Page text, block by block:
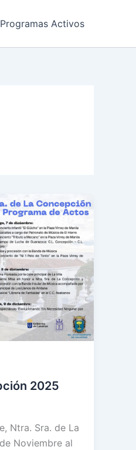
Programas Activos
2025
Ntra. Sra. de La
Noviembre al